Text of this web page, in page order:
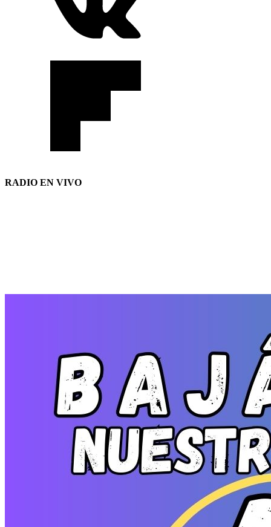
RADIO EN VIVO